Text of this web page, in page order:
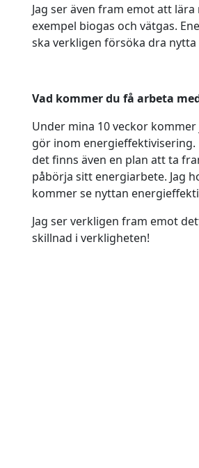
Jag ser även fram emot att
exempel biogas och vätgas.
ska verkligen försöka dra nytta
Vad kommer du få arbeta
Under mina 10 veckor
gör inom
det finns även en plan att ta
påbörja sitt energiarbete. Jag
kommer se nyttan
Jag ser verkligen fram emot
skillnad i verkligheten!